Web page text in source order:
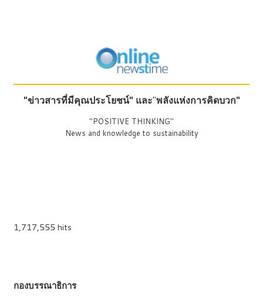
"ข่าวสารที่มีคุณประโยชน์" และ"พลังแห่งการคิดบวก"
"POSITIVE THINKING"
News and knowledge to sustainability
1,717,555 hits
กองบรรณาธิการ